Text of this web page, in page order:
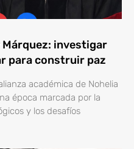
Márquez: investigar
para construir paz
académica de Nohelia
época marcada por la
y los desafíos